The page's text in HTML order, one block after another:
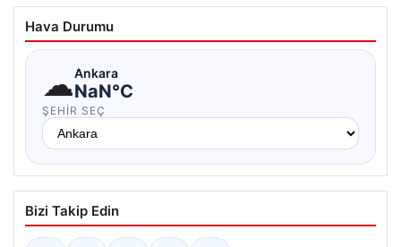
Hava Durumu
☁Ankara
NaN°C
ŞEHIR SEÇ
Bizi Takip Edin